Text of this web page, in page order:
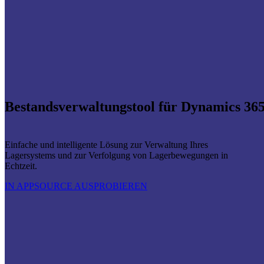
Bestandsverwaltungstool für Dynamics
Einfache und intelligente Lösung zur Verwaltung Ihres
Lagersystems und zur Verfolgung von Lagerbewegungen in
Echtzeit.
IN APPSOURCE AUSPROBIEREN